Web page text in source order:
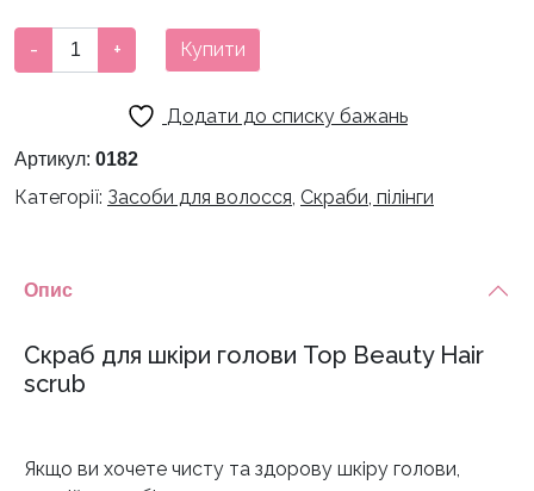
для
Top
- + Купити
Додати до списку бажань
Артикул: 0182
Категорії: Засоби для волосся, Скраби, пілінги
Опис
Скраб для шкіри голови Top Beauty Hair
scrub
Якщо ви хочете чисту та здорову шкіру голови,